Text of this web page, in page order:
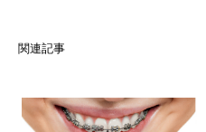
関連記事